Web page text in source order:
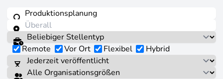
Remote Vor Ort Flexibel Hybrid